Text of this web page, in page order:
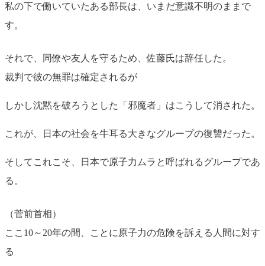
私の下で働いていたある部長は、いまだ意識不明のままで
す。
それで、同僚や友人を守るため、佐藤氏は辞任した。
裁判で彼の無罪は確定されるが
しかし沈黙を破ろうとした「邪魔者」はこうして消された。
これが、日本の社会を牛耳る大きなグループの復讐だった。
そしてこれこそ、日本で原子力ムラと呼ばれるグループであ
る。
（菅前首相）
ここ10～20年の間、ことに原子力の危険を訴える人間に対す
る